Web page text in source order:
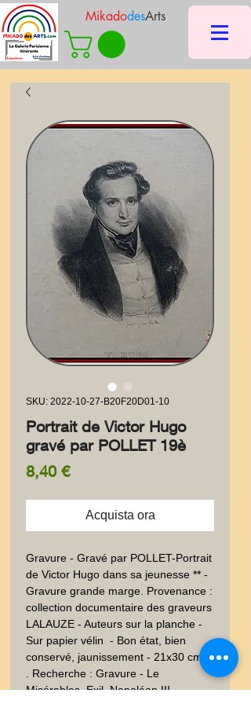
MikadodesArts
SKU: 2022-10-27-B20F20D01-10
Portrait de Victor Hugo
gravé par POLLET 19è
8,40 €Prezzo
Acquista ora
Gravure - Gravé par POLLET-Portrait
de Victor Hugo dans sa jeunesse ** -
Gravure grande marge. Provenance :
collection documentaire des graveurs
LALAUZE - Auteurs sur la planche -
Sur papier vélin  - Bon état, bien
conservé, jaunissement - 21x30 cm -
. Recherche : Gravure - Le
Misérables, Exil, Napoléon III -